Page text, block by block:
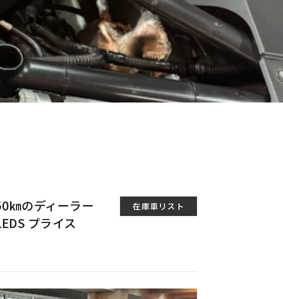
㎞のディーラー
プライス
在庫車リスト